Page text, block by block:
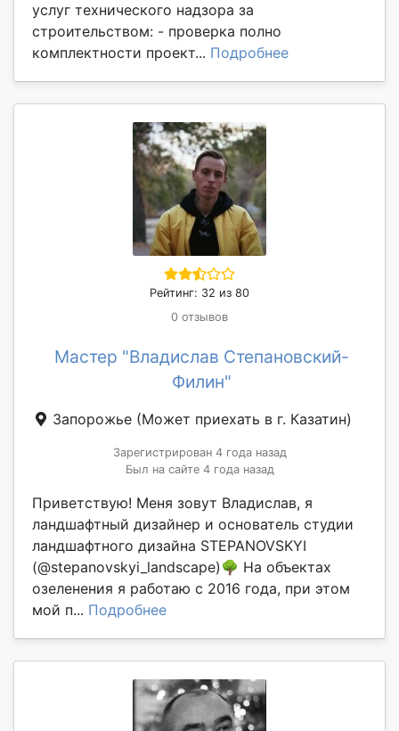
услуг технического надзора за
строительством: - проверка полно
комплектности проект... Подробнее
Рейтинг: 32 из 80
0 отзывов
Мастер "Владислав Степановский-
Филин"
Запорожье (Может приехать в г. Казатин)
Зарегистрирован 4 года назад
Был на сайте 4 года назад
Приветствую! Меня зовут Владислав, я
ландшафтный дизайнер и основатель студии
ландшафтного дизайна STEPANOVSKYI
(@stepanovskyi_landscape)🌳 На объектах
озеленения я работаю с 2016 года, при этом
мой п... Подробнее